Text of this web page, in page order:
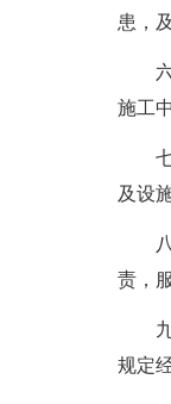
患，
六、
施工
七、
及设
八、
责，
九、
规定